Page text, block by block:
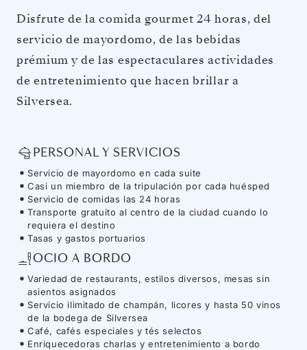
Disfrute de la comida gourmet 24 horas, del
servicio de mayordomo, de las bebidas
prémium y de las espectaculares actividades
de entretenimiento que hacen brillar a
Silversea.
PERSONAL Y SERVICIOS
Servicio de mayordomo en cada suite
Casi un miembro de la tripulación por cada huésped
Servicio de comidas las 24 horas
Transporte gratuito al centro de la ciudad cuando lo
requiera el destino
Tasas y gastos portuarios
OCIO A BORDO
Variedad de restaurants, estilos diversos, mesas sin
asientos asignados
Servicio ilimitado de champán, licores y hasta 50 vinos
de la bodega de Silversea
Café, cafés especiales y tés selectos
Enriquecedoras charlas y entretenimiento a bordo